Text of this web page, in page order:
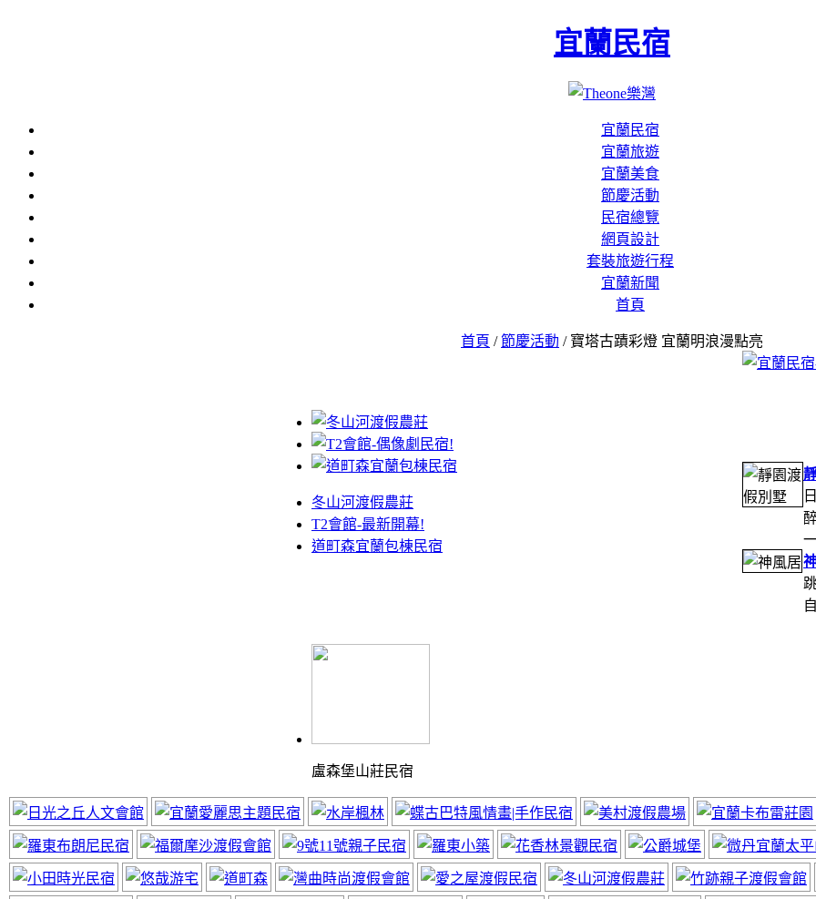
宜蘭民宿
宜蘭民宿
宜蘭旅遊
宜蘭美食
節慶活動
民宿總覽
網頁設計
套裝旅遊行程
宜蘭新聞
首頁
首頁 /節慶活動 / 寶塔古蹟彩燈 宜蘭明浪漫點亮
冬山河渡假農莊
T2會館-最新開幕!
道町森宜蘭包棟民宿
盧森堡山莊民宿
體驗最棒的渡假山莊